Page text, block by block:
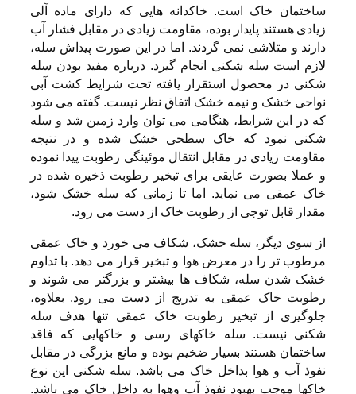
ساختمان خاک است. خاکدانه هایی که دارای ماده آلی
زیادی هستند پایدار بوده، مقاومت زیادی در مقابل فشار آب
دارند و متلاشی نمی گردند. اما در این صورت پیداش سله،
لازم است سله شکنی انجام گیرد. درباره مفید بودن سله
شکنی در محصول استقرار یافته تحت شرایط کشت آبی
نواحی خشک و نیمه خشک اتفاق نظر نیست. گفته می شود
که در این شرایط، هنگامی می توان وارد زمین شد و سله
شکنی نمود که خاک سطحی خشک شده و در نتیجه
مقاومت زیادی در مقابل انتقال موئینگی رطوبت پیدا نموده
و عملا بصورت عایقی برای تبخیر رطوبت ذخیره شده در
خاک عمقی می نماید. اما تا زمانی که سله خشک شود،
مقدار قابل توجی از رطوبت خاک از دست می رود.
از سوی دیگر، سله خشک، شکاف می خورد و خاک عمقی
مرطوب تر را در معرض هوا و تبخیر قرار می دهد. با تداوم
خشک شدن سله، شکاف ها بیشتر و بزرگتر می شوند و
رطوبت خاک عمقی به تدریج از دست می رود. بعلاوه،
جلوگیری از تبخیر رطوبت خاک عمقی تنها هدف سله
شکنی نیست. سله خاکهای رسی و خاکهایی که فاقد
ساختمان هستند بسیار ضخیم بوده و مانع بزرگی در مقابل
نفوذ آب و هوا بداخل خاک می باشد. سله شکنی این نوع
خاکها موجب بهبود نفوذ آب وهوا به داخل خاک می باشد.